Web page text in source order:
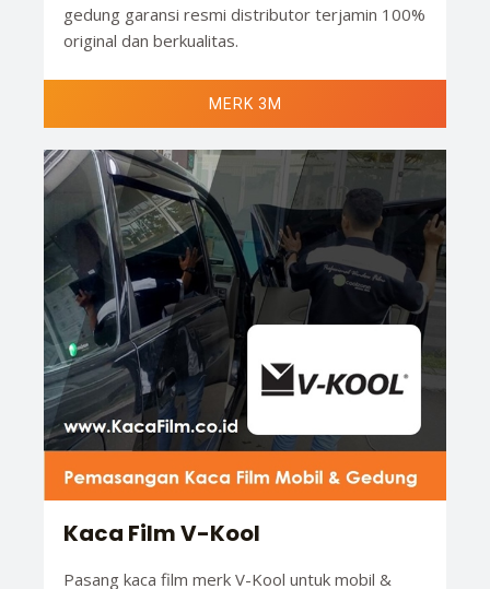
gedung garansi resmi distributor terjamin 100%
original dan berkualitas.
MERK 3M
Kaca Film V-Kool
Pasang kaca film merk V-Kool untuk mobil &